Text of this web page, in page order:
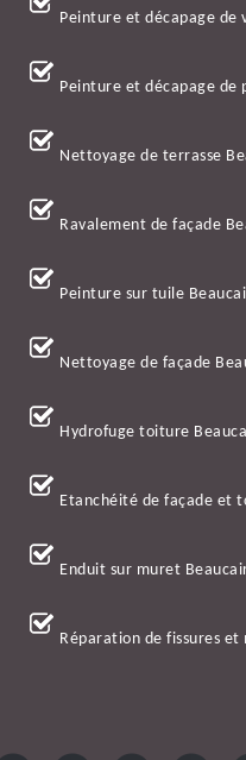
Peinture et décapage de
Peinture et décapage de
Nettoyage de terrasse
Ravalement de façade
Peinture sur tuile
Nettoyage de façade
Hydrofuge toiture
Etanchéité de façade et
Enduit sur muret
Réparation de fissures